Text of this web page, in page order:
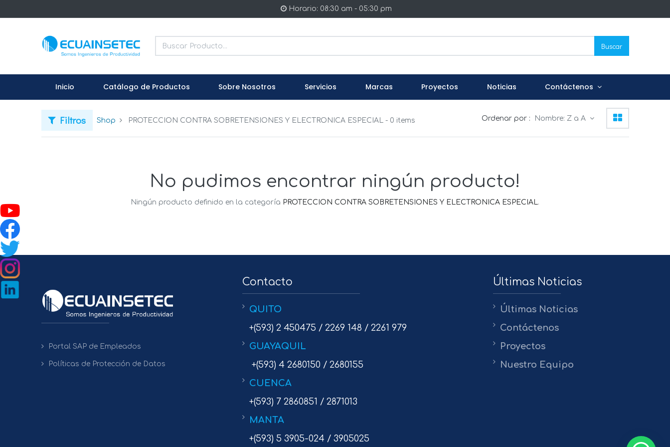
Horario: 08:30 am - 05:30 pm
Buscar
Inicio Catálogo de Productos Sobre Nosotros Servicios Marcas Proyectos Noticias Contáctenos
Filtros Shop PROTECCION CONTRA SOBRETENSIONES Y ELECTRONICA ESPECIAL - 0 items Ordenar por : Nombre: Z a A
No pudimos encontrar ningún producto!
Ningún producto definido en la categoría PROTECCION CONTRA SOBRETENSIONES Y ELECTRONICA ESPECIAL.
Portal SAP de Empleados
Políticas de Protección de Datos
Contacto
QUITO
+(593) 2 450475 / 2269 148 / 2261 979
GUAYAQUIL
+(593) 4 2680150 / 2680155
CUENCA
+(593) 7 2860851 / 2871013
MANTA
+(593) 5 3905-024 / 3905025
Últimas Noticias
Últimas Noticias
Contáctenos
Proyectos
Nuestro Equipo